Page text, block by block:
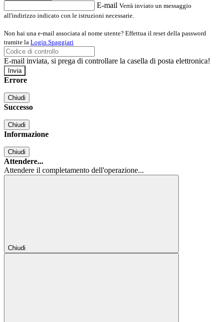
E-mail Verrà inviato un messaggio
all'indirizzo indicato con le istruzioni necessarie.
Non hai una e-mail associata al nome utente? Effettua il reset della password
tramite la Login Spaggiari
E-mail inviata, si prega di controllare la casella di posta elettronica!
Errore
Chiudi
Successo
Chiudi
Informazione
Chiudi
Attendere...
Attendere il completamento dell'operazione...
Chiudi